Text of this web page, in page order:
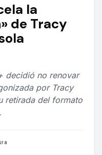
la
de Tracy
decidió no renovar
por Tracy
retirada del formato
·